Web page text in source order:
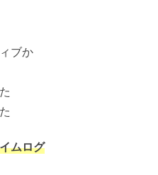
ブか
ムログ